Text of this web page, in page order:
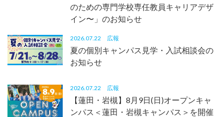
のための専門学校専任教員キャリアデザ
イン〜」のお知らせ
2026.07.22 広報
夏の個別キャンパス見学・入試相談会の
お知らせ
2026.07.22 広報
【蓮田・岩槻】8月9日(日)オープンキャ
ンパス＜蓮田・岩槻キャンパス＞を開催